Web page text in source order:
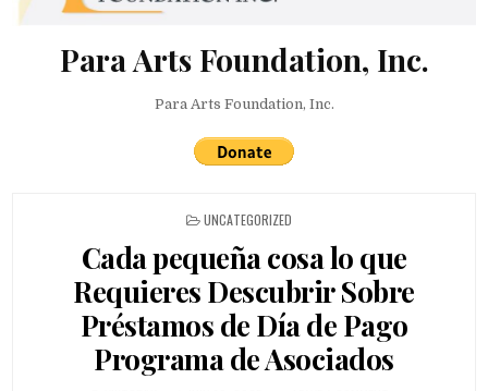
Para Arts Foundation, Inc.
Para Arts Foundation, Inc.
POSTED IN
UNCATEGORIZED
Cada pequeña cosa lo que
Requieres Descubrir Sobre
Préstamos de Día de Pago
Programa de Asociados